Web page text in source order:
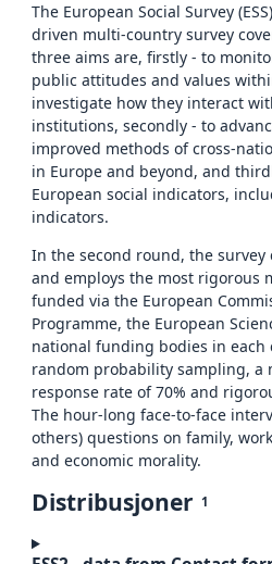
The European Social Survey
driven multi-country survey
three aims are, firstly - to
public attitudes and values
investigate how they interact
institutions, secondly - to
improved methods of cross-
in Europe and beyond, and
European social indicators,
indicators.
In the second round, the survey
and employs the most rigorous
funded via the European
Programme, the European
national funding bodies in each
random probability sampling, a
response rate of 70% and
The hour-long face-to-face
others) questions on family,
and economic morality.
Distribusjoner 1